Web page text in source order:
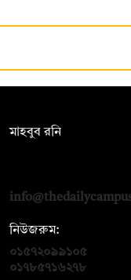
মাহবুব রনি
নিউজরুম:
০১৫৭২০৯৯১০৫
০১৭৮৫৭১৬২৭৮